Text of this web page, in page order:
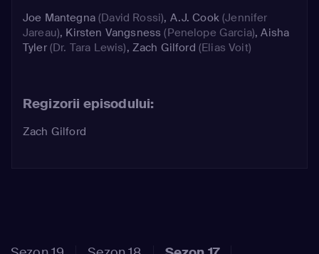
Joe Mantegna(David Rossi), A.J. Cook(Jennifer
Jareau), Kirsten Vangsness (Penelope Garcia),Aisha
Tyler(Dr. Tara Lewis), Zach Gilford (Elias Voit)
Regizorii episodului:
Zach Gilford